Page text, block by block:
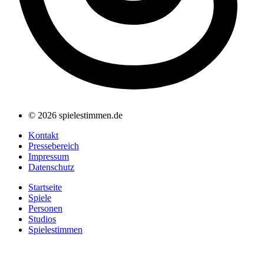
© 2026 spielestimmen.de
Kontakt
Pressebereich
Impressum
Datenschutz
Startseite
Spiele
Personen
Studios
Spielestimmen